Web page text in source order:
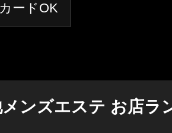
ードOK
ンズエステ お店ラ